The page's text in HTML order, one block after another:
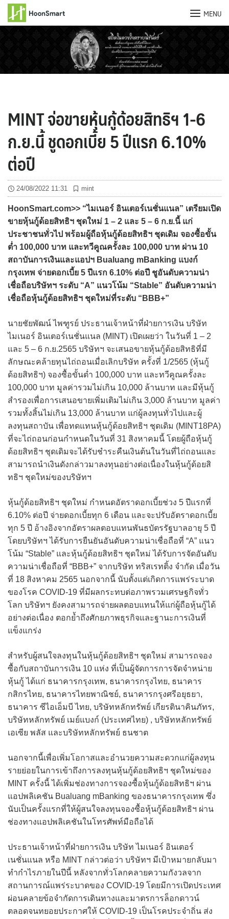
MENU
MINT จ่อขายหุ้นกู้ด้อยสิทธิฯ 1-6
ก.ย.นี้ ชูดอกเบี้ย 5 ปีแรก 6.10%
ต่อปี
24/08/2022 11:31 mint
HoonSmart.com>> “ไมเนอร์ อินเตอร์เนชั่นแนล” เตรียมเปิด
ขายหุ้นกู้ด้อยสิทธิฯ ชุดใหม่ 1 – 2 และ 5 – 6 ก.ย.นี้ แก่
ประชาชนทั่วไป พร้อมผู้ถือหุ้นกู้ด้อยสิทธิฯ ชุดเดิม จองซื้อขั้น
ต่ำ 100,000 บาท และทวีคูณครั้งละ 100,000 บาท ผ่าน 10
สถาบันการเงินและแอปฯ Bualuang mBanking แบงก์
กรุงเทพ จ่ายดอกเบี้ย 5 ปีแรก 6.10% ต่อปี ชูอันดับความน่า
เชื่อถือบริษัทฯ ระดับ “A” แนวโน้ม “Stable” อันดับความน่า
เชื่อถือหุ้นกู้ด้อยสิทธิฯ ชุดใหม่ที่ระดับ “BBB+”
นายชัยพัฒน์ ไพฑูรย์ ประธานเจ้าหน้าที่ฝ่ายการเงิน บริษัท
ไมเนอร์ อินเตอร์เนชั่นแนล (MINT) เปิดเผยว่า ในวันที่ 1 – 2
และ 5 – 6 ก.ย.2565 บริษัทฯ จะเสนอขายหุ้นกู้ด้อยสิทธิที่มี
ลักษณะคล้ายทุนไถ่ถอนเมื่อเลิกบริษัท ครั้งที่ 1/2565 (หุ้นกู้
ด้อยสิทธิฯ) จองซื้อขั้นต่ำ 100,000 บาท และทวีคูณครั้งละ
100,000 บาท มูลค่ารวมไม่เกิน 10,000 ล้านบาท และมีหุ้นกู้
สำรองเพื่อการเสนอขายเพิ่มเติมไม่เกิน 3,000 ล้านบาท มูลค่า
รวมทั้งสิ้นไม่เกิน 13,000 ล้านบาท แก่ผู้ลงทุนทั่วไปและผู้
ลงทุนสถาบัน เพื่อทดแทนหุ้นกู้ด้อยสิทธิฯ ชุดเดิม (MINT18PA)
ที่จะไถ่ถอนก่อนกำหนดในวันที่ 31 สิงหาคมนี้ โดยผู้ถือหุ้นกู้
ด้อยสิทธิฯ ชุดเดิมจะได้รับชำระคืนเงินต้นในวันที่ไถ่ถอนและ
สามารถนำเงินดังกล่าวมาลงทุนอย่างต่อเนื่องในหุ้นกู้ด้อยสิ
ทธิฯ ชุดใหม่ของบริษัทฯ
หุ้นกู้ด้อยสิทธิฯ ชุดใหม่ กำหนดอัตราดอกเบี้ยช่วง 5 ปีแรกที่
6.10% ต่อปี จ่ายดอกเบี้ยทุก 6 เดือน และจะปรับอัตราดอกเบี้ย
ทุก 5 ปี อ้างอิงจากอัตราผลตอบแทนพันธบัตรรัฐบาลอายุ 5 ปี
โดยบริษัทฯ ได้รับการยืนยันอันดับความน่าเชื่อถือที่ “A” แนว
โน้ม “Stable” และหุ้นกู้ด้อยสิทธิฯ ชุดใหม่ ได้รับการจัดอันดับ
ความน่าเชื่อถือที่ “BBB+” จากบริษัท ทริสเรทติ้ง จำกัด เมื่อวัน
ที่ 18 สิงหาคม 2565 นอกจากนี้ นับตั้งแต่เกิดการแพร่ระบาด
ของโรค COVID-19 ที่มีผลกระทบต่อภาพรวมเศรษฐกิจทั่ว
โลก บริษัทฯ ยังคงสามารถจ่ายผลตอบแทนให้แก่ผู้ถือหุ้นกู้ได้
อย่างต่อเนื่อง ตอกย้ำถึงศักยภาพธุรกิจและฐานะการเงินที่
แข็งแกร่ง
สำหรับผู้สนใจลงทุนในหุ้นกู้ด้อยสิทธิฯ ชุดใหม่ สามารถจอง
ซื้อกับสถาบันการเงิน 10 แห่ง ที่เป็นผู้จัดการการจัดจำหน่าย
หุ้นกู้ ได้แก่ ธนาคารกรุงเทพ, ธนาคารกรุงไทย, ธนาคาร
กสิกรไทย, ธนาคารไทยพาณิชย์, ธนาคารกรุงศรีอยุธยา,
ธนาคาร ซีไอเอ็มบี ไทย, บริษัทหลักทรัพย์ เกียรตินาคินภัทร,
บริษัทหลักทรัพย์ เมย์แบงก์ (ประเทศไทย) , บริษัทหลักทรัพย์
เอเซีย พลัส และบริษัทหลักทรัพย์ ธนชาต
นอกจากนี้เพื่อเพิ่มโอกาสและอำนวยความสะดวกแก่ผู้ลงทุน
รายย่อยในการเข้าถึงการลงทุนหุ้นกู้ด้อยสิทธิฯ ชุดใหม่ของ
MINT ครั้งนี้ ได้เพิ่มช่องทางการจองซื้อหุ้นกู้ด้อยสิทธิฯ ผ่าน
แอปพลิเคชัน Bualuang mBanking ของธนาคารกรุงเทพ ซึ่ง
นับเป็นครั้งแรกที่ให้ผู้สนใจลงทุนจองซื้อหุ้นกู้ด้อยสิทธิฯ ผ่าน
ช่องทางแอปพลิเคชันในโทรศัพท์มือถือได้
ประธานเจ้าหน้าที่ฝ่ายการเงิน บริษัท ไมเนอร์ อินเตอร์
เนชั่นแนล หรือ MINT กล่าวต่อว่า บริษัทฯ มีเป้าหมายกลับมา
ทำกำไรภายในปีนี้ หลังจากทั่วโลกคลายความกังวลจาก
สถานการณ์แพร่ระบาดของ COVID-19 โดยมีการเปิดประเทศ
ผ่อนคลายข้อจำกัดการเดินทางและมาตรการล็อกดาวน์
ตลอดจนทยอยประกาศให้ COVID-19 เป็นโรคประจำถิ่น ส่ง